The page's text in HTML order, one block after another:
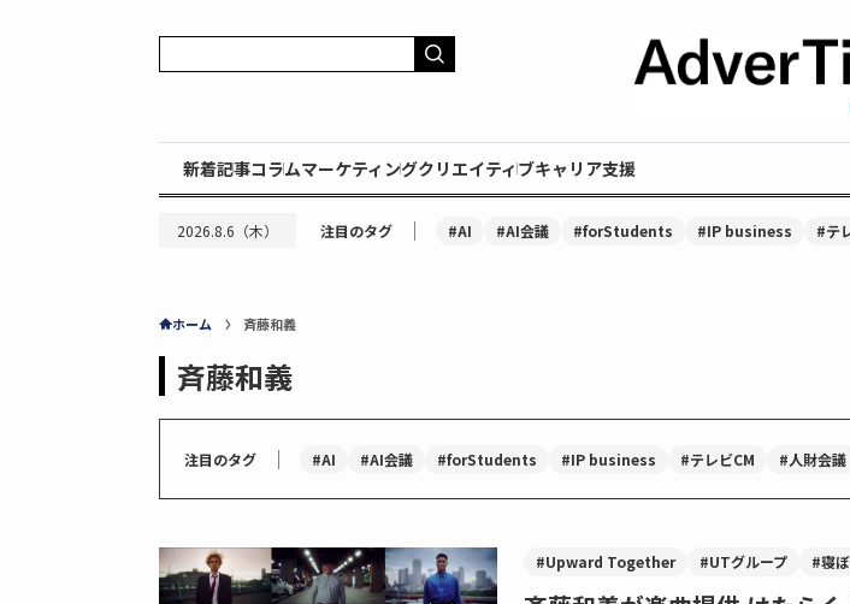
新着記事コラムマーケティングクリエイティブキャリア支援
2026.8.6（木） 注目のタグ ｜ #AI #AI会議 #forStudents #IP business #テ
ホーム 斉藤和義
斉藤和義
注目のタグ ｜ #AI #AI会議 #forStudents #IP business #テレビCM #人財会議
#Upward Together #UTグループ #寝